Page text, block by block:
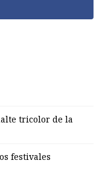
tricolor de la
festivales